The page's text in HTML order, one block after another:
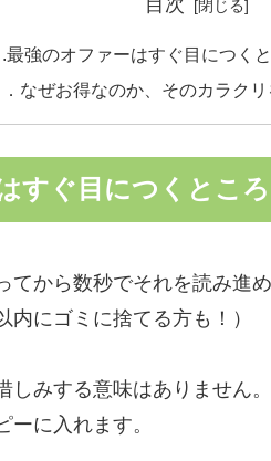
.最強のオファーはすぐ目につく
．なぜお得なのか、そのカラク
すぐ目につくとこ
てから数秒でそれを読み進
にゴミに捨てる方も！）
しみする意味はありません
に入れます。